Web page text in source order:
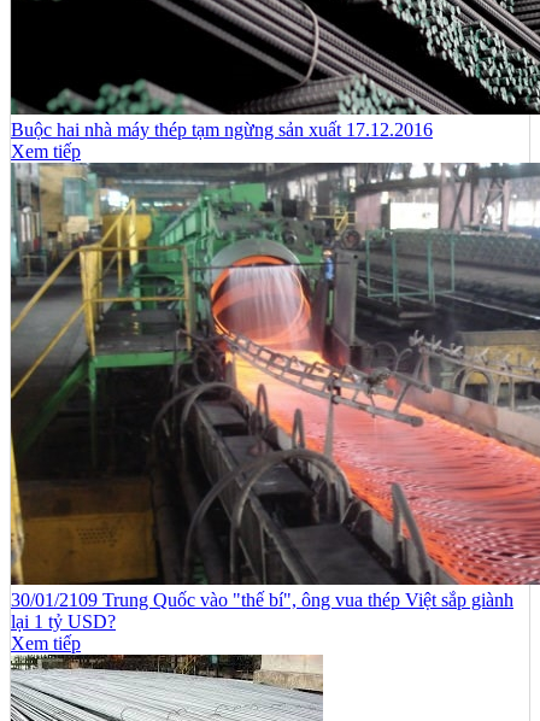
Buộc hai nhà máy thép tạm ngừng sản xuất 17.12.2016
Xem tiếp
30/01/2109 Trung Quốc vào "thế bí", ông vua thép Việt sắp giành
lại 1 tỷ USD?
Xem tiếp